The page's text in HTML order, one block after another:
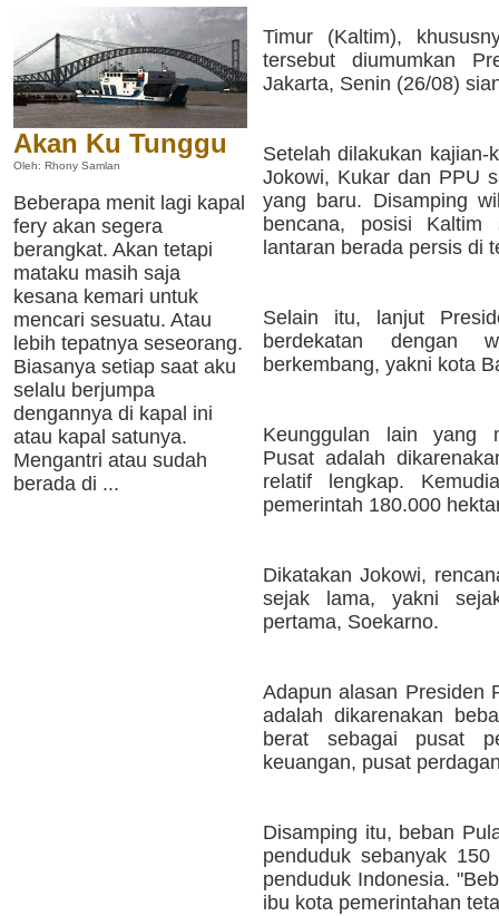
Akan Ku Tunggu
Oleh: Rhony Samlan
Beberapa menit lagi kapal
fery akan segera
berangkat. Akan tetapi
mataku masih saja
kesana kemari untuk
mencari sesuatu. Atau
lebih tepatnya seseorang.
Biasanya setiap saat aku
selalu berjumpa
dengannya di kapal ini
atau kapal satunya.
Mengantri atau sudah
berada di ...
Timur (Kaltim),
tersebut diumumkan
Jakarta, Senin (26/08)
Setelah dilakukan kajian-
Jokowi, Kukar dan PPU
yang baru. Disamping
bencana, posisi Kaltim
lantaran berada persis di
Selain itu, lanjut
berdekatan dengan
berkembang, yakni kota
Keunggulan lain yang
Pusat adalah
relatif lengkap.
pemerintah 180.000
Dikatakan Jokowi,
sejak lama, yakni
pertama, Soekarno.
Adapun alasan Presiden
adalah dikarenakan
berat sebagai pusat
keuangan, pusat
Disamping itu, beban
penduduk sebanyak
penduduk Indonesia.
ibu kota pemerintahan